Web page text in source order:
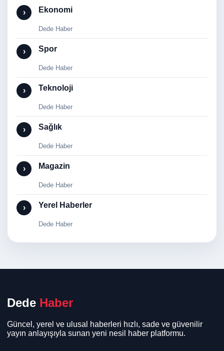
› Ekonomi
Dede Haber
› Spor
Dede Haber
› Teknoloji
Dede Haber
› Sağlık
Dede Haber
› Magazin
Dede Haber
› Yerel Haberler
Dede Haber
Dede Haber
Güncel, yerel ve ulusal haberleri hızlı, sade ve güvenilir
yayın anlayışıyla sunan yeni nesil haber platformu.